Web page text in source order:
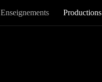
Enseignements Productions